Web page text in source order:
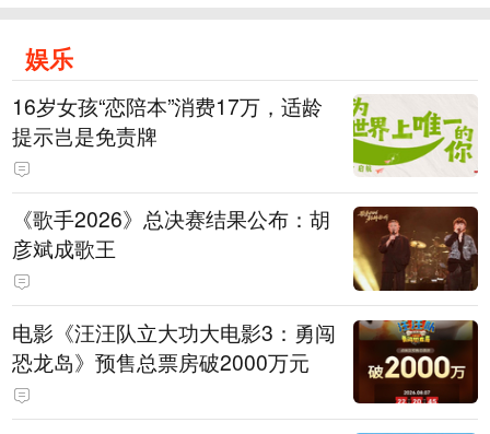
娱乐
16岁女孩“恋陪本”消费17万，适龄
提示岂是免责牌
《歌手2026》总决赛结果公布：胡
彦斌成歌王
电影《汪汪队立大功大电影3：勇闯
恐龙岛》预售总票房破2000万元